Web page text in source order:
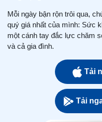
Mỗi ngày bận rộn trôi qua,
quý giá nhất của mình: Sức
một cánh tay đắc lực chăm
và cả gia đình.
Tải
Tải